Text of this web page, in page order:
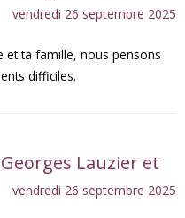
vendredi 26 septembre 2025
et ta famille, nous pensons
difficiles.
Lauzier et
vendredi 26 septembre 2025